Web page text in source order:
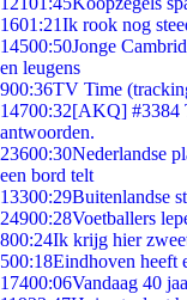
1601:21Ik rook nog
14500:50Jonge
en leugens
900:36TV Time
14700:32[AKQ] #3384
antwoorden.
23600:30Nederlandse
een bord telt
13300:29Buitenlandse
24900:28Voetballers
800:24Ik krijg hier
500:18Eindhoven heeft
17400:06Vandaag 40